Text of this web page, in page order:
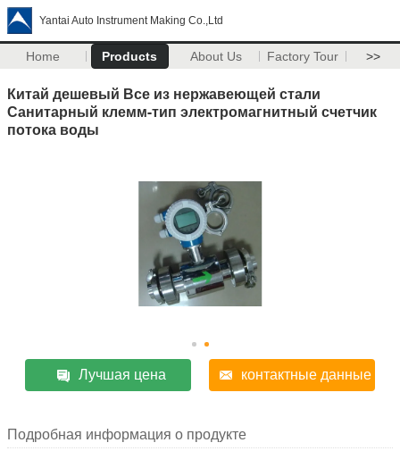
Yantai Auto Instrument Making Co.,Ltd
Home Products About Us Factory Tour >>
Китай дешевый Все из нержавеющей стали
Санитарный клемм-тип электромагнитный счетчик
потока воды
Лучшая цена контактные данные
Подробная информация о продукте